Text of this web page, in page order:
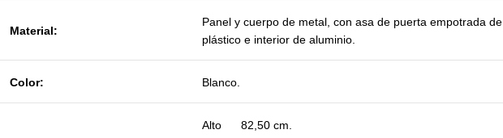
Material:
Panel y cuerpo de metal, con asa de puerta empotrada de
plástico e interior de aluminio.
Color: Blanco.
Alto 82,50 cm.